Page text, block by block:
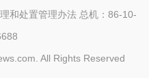
和处置管理办法 总机：86-10-
All Rights Reserved